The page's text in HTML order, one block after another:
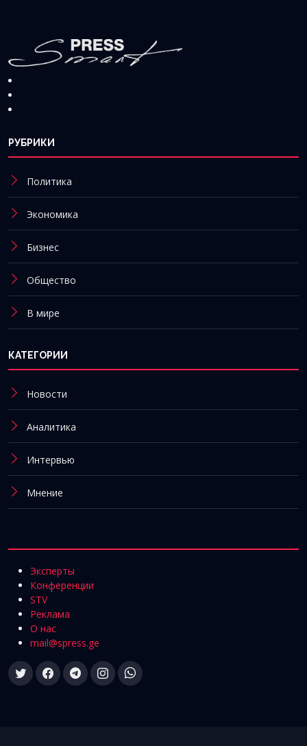
РУБРИКИ
Политика
Экономика
Бизнес
Общество
В мире
КАТЕГОРИИ
Новости
Аналитика
Интервью
Мнение
Эксперты
Конференции
STV
Реклама
О нас
mail@spress.ge